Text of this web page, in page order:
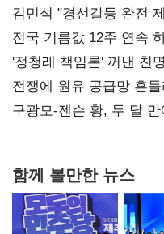
김민석 "경선갈등 완전
사과부터"
전국 기름값 12주 연속
'정청래 책임론' 꺼낸 친
때리기
전쟁에 원유 공급망 흔
핵심으로 재부상
구광모-젠슨 황, 두 달
함께 볼만한 뉴스